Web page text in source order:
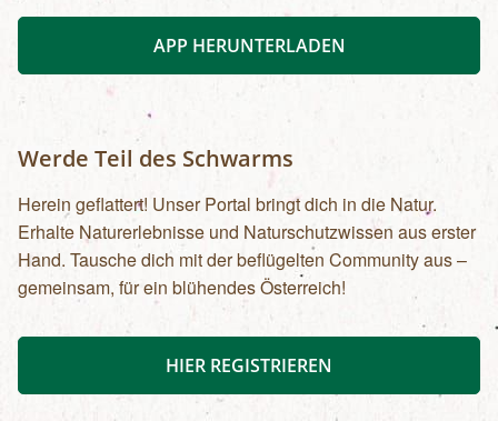
APP HERUNTERLADEN
Werde Teil des Schwarms
Herein geflattert! Unser Portal bringt dich in die Natur.
Erhalte Naturerlebnisse und Naturschutzwissen aus erster
Hand. Tausche dich mit der beflügelten Community aus –
gemeinsam, für ein blühendes Österreich!
HIER REGISTRIEREN